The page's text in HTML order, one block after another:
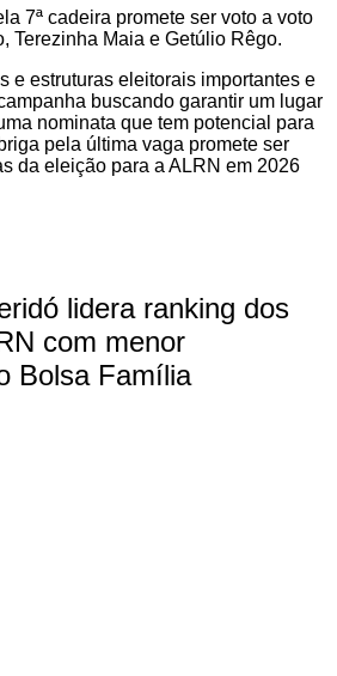
7ª cadeira promete ser voto a voto
Terezinha Maia e Getúlio Rêgo.
e estruturas eleitorais importantes e
buscando garantir um lugar
nominata que tem potencial para
pela última vaga promete ser
da eleição para a ALRN em 2026
lidera ranking dos
com menor
Bolsa Família